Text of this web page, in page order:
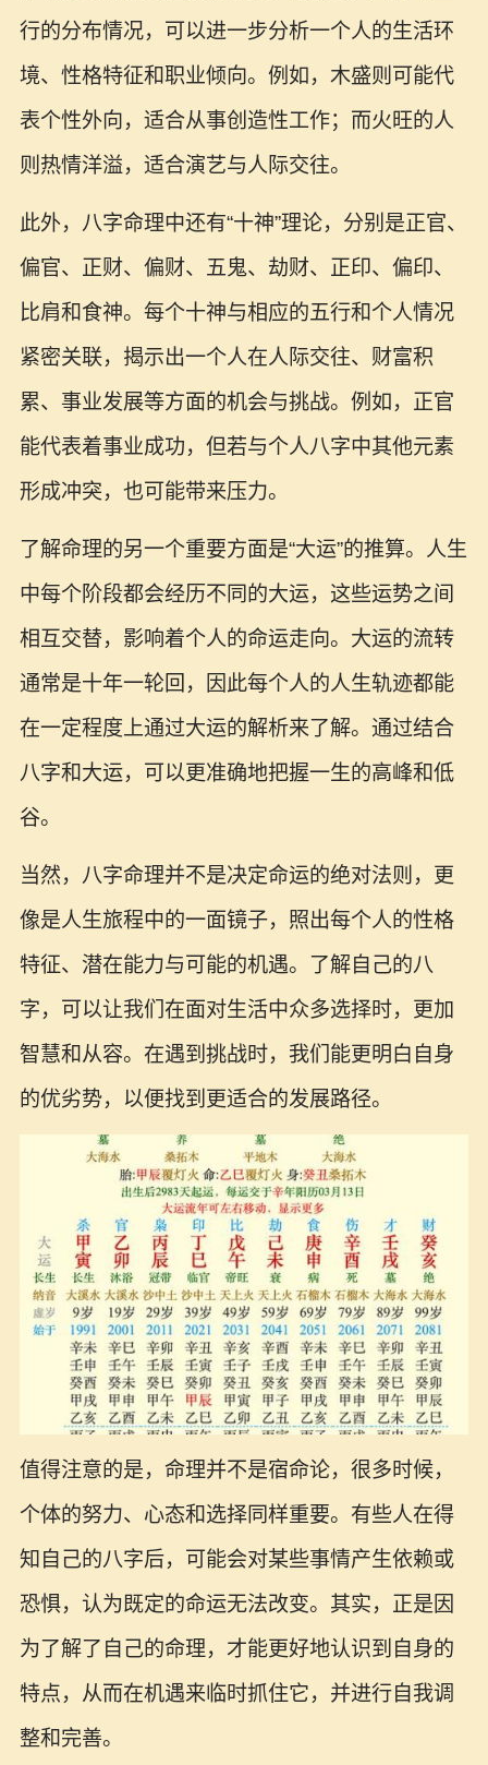
行的分布情况，可以进一步分析一个人的生活环
境、性格特征和职业倾向。例如，木盛则可能代
表个性外向，适合从事创造性工作；而火旺的人
则热情洋溢，适合演艺与人际交往。
此外，八字命理中还有“十神”理论，分别是正官、
偏官、正财、偏财、五鬼、劫财、正印、偏印、
比肩和食神。每个十神与相应的五行和个人情况
紧密关联，揭示出一个人在人际交往、财富积
累、事业发展等方面的机会与挑战。例如，正官
能代表着事业成功，但若与个人八字中其他元素
形成冲突，也可能带来压力。
了解命理的另一个重要方面是“大运”的推算。人生
中每个阶段都会经历不同的大运，这些运势之间
相互交替，影响着个人的命运走向。大运的流转
通常是十年一轮回，因此每个人的人生轨迹都能
在一定程度上通过大运的解析来了解。通过结合
八字和大运，可以更准确地把握一生的高峰和低
谷。
当然，八字命理并不是决定命运的绝对法则，更
像是人生旅程中的一面镜子，照出每个人的性格
特征、潜在能力与可能的机遇。了解自己的八
字，可以让我们在面对生活中众多选择时，更加
智慧和从容。在遇到挑战时，我们能更明白自身
的优劣势，以便找到更适合的发展路径。
值得注意的是，命理并不是宿命论，很多时候，
个体的努力、心态和选择同样重要。有些人在得
知自己的八字后，可能会对某些事情产生依赖或
恐惧，认为既定的命运无法改变。其实，正是因
为了解了自己的命理，才能更好地认识到自身的
特点，从而在机遇来临时抓住它，并进行自我调
整和完善。